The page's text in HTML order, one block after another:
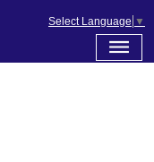
Select Language ▼